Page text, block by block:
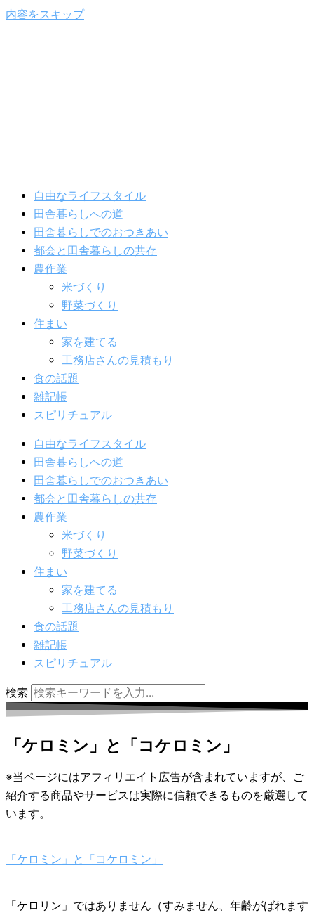
内容をスキップ
自由なライフスタイル
田舎暮らしへの道
田舎暮らしでのおつきあい
都会と田舎暮らしの共存
農作業
米づくり
野菜づくり
住まい
家を建てる
工務店さんの見積もり
食の話題
雑記帳
スピリチュアル
自由なライフスタイル
田舎暮らしへの道
田舎暮らしでのおつきあい
都会と田舎暮らしの共存
農作業
米づくり
野菜づくり
住まい
家を建てる
工務店さんの見積もり
食の話題
雑記帳
スピリチュアル
検索
「ケロミン」と「コケロミン」
※当ページにはアフィリエイト広告が含まれていますが、ご
紹介する商品やサービスは実際に信頼できるものを厳選して
います。
「ケロミン」と「コケロミン」
「ケロリン」ではありません（すみません、年齢がばれます